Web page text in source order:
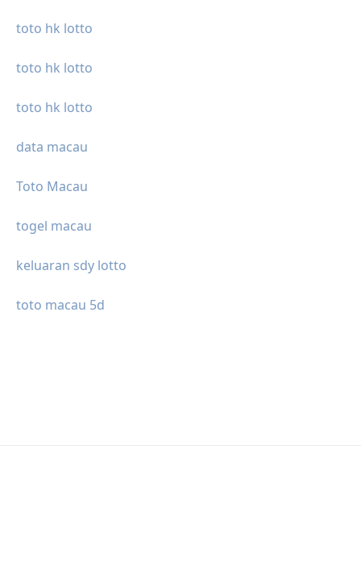
toto hk lotto
toto hk lotto
toto hk lotto
data macau
Toto Macau
togel macau
keluaran sdy lotto
toto macau 5d